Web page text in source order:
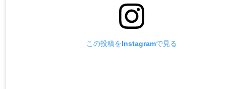
この投稿をInstagramで見る